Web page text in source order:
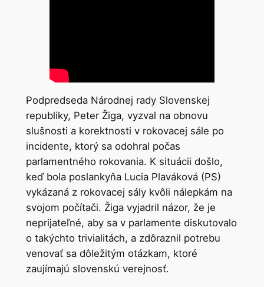
Podpredseda Národnej rady Slovenskej
republiky, Peter Žiga, vyzval na obnovu
slušnosti a korektnosti v rokovacej sále po
incidente, ktorý sa odohral počas
parlamentného rokovania. K situácii došlo,
keď bola poslankyňa Lucia Plaváková (PS)
vykázaná z rokovacej sály kvôli nálepkám na
svojom počítači. Žiga vyjadril názor, že je
neprijateľné, aby sa v parlamente diskutovalo
o takýchto trivialitách, a zdôraznil potrebu
venovať sa dôležitým otázkam, ktoré
zaujímajú slovenskú verejnosť.